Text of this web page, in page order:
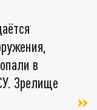
в
Зрелище